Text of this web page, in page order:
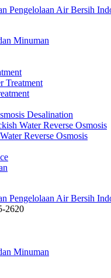
Minuman
Treatment
Desalination
Water Reverse Osmosis
Reverse Osmosis
2620
Minuman